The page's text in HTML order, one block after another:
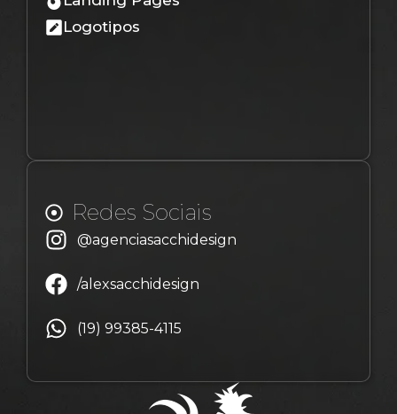
Logotipos
Redes Sociais
@agenciasacchidesign
/alexsacchidesign
(19) 99385-4115